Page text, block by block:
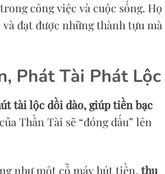
công việc và cuộc sống. Họ
đạt được những thành tựu mà
Phát Tài Phát Lộc
tài lộc dồi dào, giúp tiền bạc
Thần Tài sẽ “đóng dấu” lên
như một cỗ máy hút tiền, thu